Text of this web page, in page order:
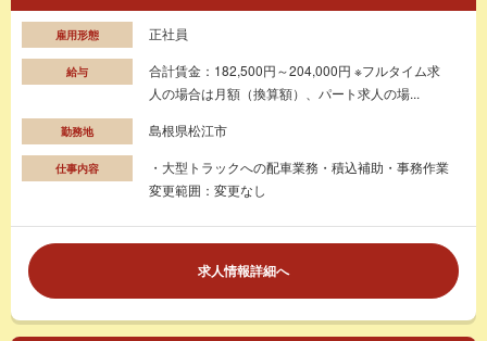
雇用形態 正社員
給与
合計賃金：182,500円～204,000円 ※フルタイム求
人の場合は月額（換算額）、パート求人の場...
勤務地 島根県松江市
仕事内容
・大型トラックへの配車業務・積込補助・事務作業
変更範囲：変更なし
求人情報詳細へ